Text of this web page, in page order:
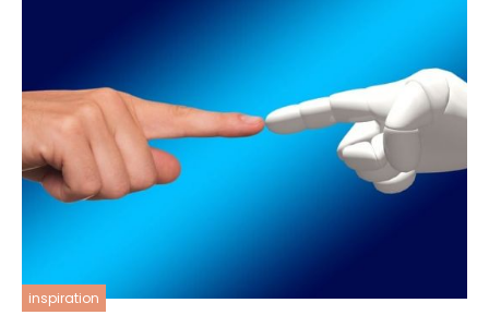
inspiration